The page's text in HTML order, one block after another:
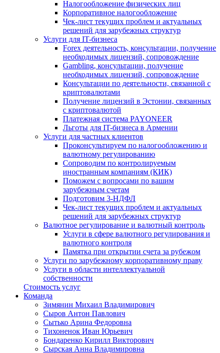
Налогообложение физических лиц
Корпоративное налогообложение
Чек-лист текущих проблем и актуальных
решений для зарубежных структур
Услуги для IT-бизнеса
Forex деятельность, консультации, получение
необходимых лицензий, сопровождение
Gambling, консультации, получение
необходимых лицензий, сопровождение
Консультации по деятельности, связанной с
криптовалютами
Получение лицензий в Эстонии, связанных
с криптовалютой
Платежная система PAYONEER
Льготы для IT-бизнеса в Армении
Услуги для частных клиентов
Проконсультируем по налогообложению и
валютному регулированию
Сопроводим по контролируемым
иностранным компаниям (КИК)
Поможем с вопросами по вашим
зарубежным счетам
Подготовим 3-НДФЛ
Чек-лист текущих проблем и актуальных
решений для зарубежных структур
Валютное регулирование и валютный контроль
Услуги в сфере валютного регулирования и
валютного контроля
Памятка при открытии счета за рубежом
Услуги по зарубежному корпоративному праву
Услуги в области интеллектуальной
собственности
Стоимость услуг
Команда
Зимянин Михаил Владимирович
Сыров Антон Павлович
Сытько Арина Федоровна
Тихоненок Иван Юрьевич
Бондаренко Кирилл Викторович
Сырская Анна Владимировна